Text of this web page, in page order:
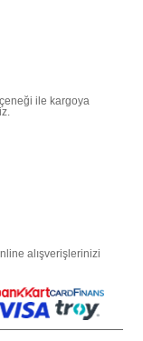
ile kargoya
alışverişlerinizi